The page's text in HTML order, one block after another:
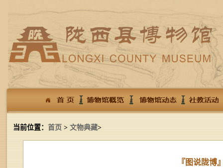
当前位置： 首页 > 文物典藏>
『图说陇博